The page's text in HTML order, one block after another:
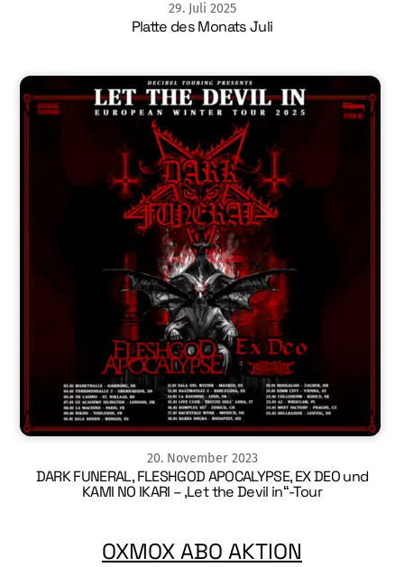
29. Juli 2025
Platte des Monats Juli
20. November 2023
DARK FUNERAL, FLESHGOD APOCALYPSE, EX DEO und
KAMI NO IKARI – ‚Let the Devil in“-Tour
OXMOX ABO AKTION